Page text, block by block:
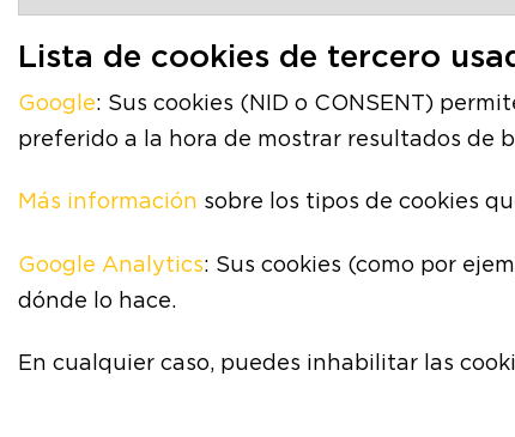
Lista de cookies de tercero
Google: Sus cookies (NID o CONSENT)
preferido a la hora de mostrar resultados de
Más información sobre los tipos de cookies
Google Analytics: Sus cookies (como por
dónde lo hace.
En cualquier caso, puedes inhabilitar las